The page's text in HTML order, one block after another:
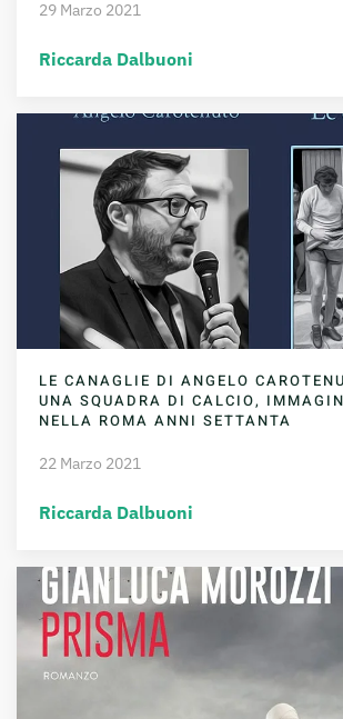
29 Marzo 2021
Riccarda Dalbuoni
LE CANAGLIE DI ANGELO
UNA SQUADRA DI CALCIO,
NELLA ROMA ANNI SETTANTA
22 Marzo 2021
Riccarda Dalbuoni